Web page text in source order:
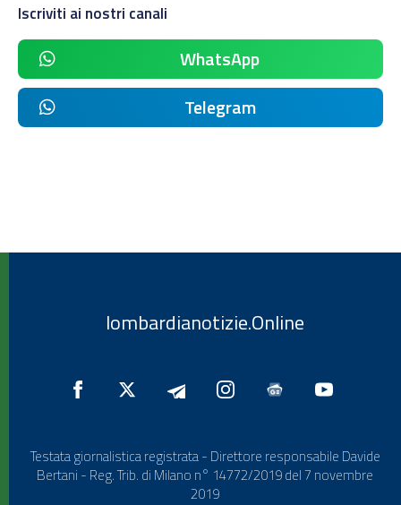
Iscriviti ai nostri canali
WhatsApp
Telegram
lombardianotizie.Online
Testata giornalistica registrata - Direttore responsabile Davide
Bertani - Reg. Trib. di Milano n° 14772/2019 del 7 novembre
2019